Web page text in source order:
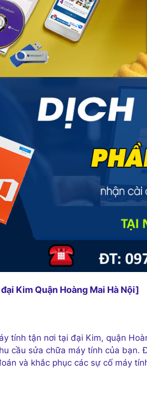
Kim Quận Hoàng Mai Hà Nội]
tính tận nơi tại đại Kim, quận
cầu sửa chữa máy tính của bạn.
và khắc phục các sự cố máy